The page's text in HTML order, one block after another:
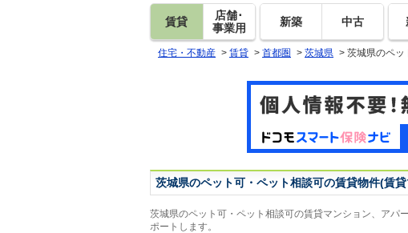
賃貸
店舗･
事業用
新築 中古
住宅・不動産 > 賃貸 > 首都圏 > 茨城県 > 茨城県のペッ
茨城県のペット可・ペット相談可の賃貸物件(賃
茨城県のペット可・ペット相談可の賃貸マンション、アパ
ポートします。